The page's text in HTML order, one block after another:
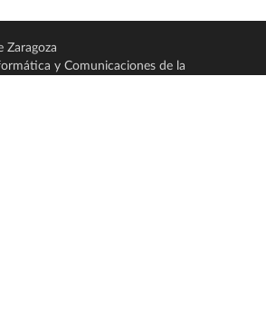
Zaragoza
y Comunicaciones de la